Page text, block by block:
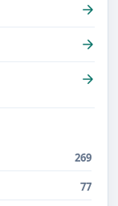
269
77